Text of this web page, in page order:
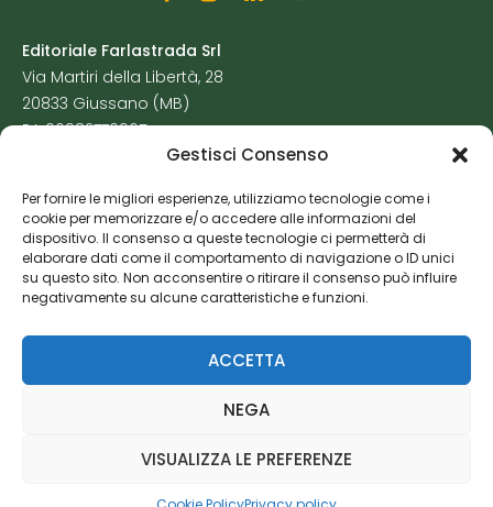
Gestisci Consenso
Per fornire le migliori esperienze, utilizziamo tecnologie come i
cookie per memorizzare e/o accedere alle informazioni del
dispositivo. Il consenso a queste tecnologie ci permetterà di
elaborare dati come il comportamento di navigazione o ID unici
su questo sito. Non acconsentire o ritirare il consenso può influire
negativamente su alcune caratteristiche e funzioni.
ACCETTA
NEGA
VISUALIZZA LE PREFERENZE
Editoriale Farlastrada Srl
Via Martiri della Libertà, 28
20833 Giussano (MB)
P.I. 06982770965
Cookie Policy
Risorse Aggiuntive